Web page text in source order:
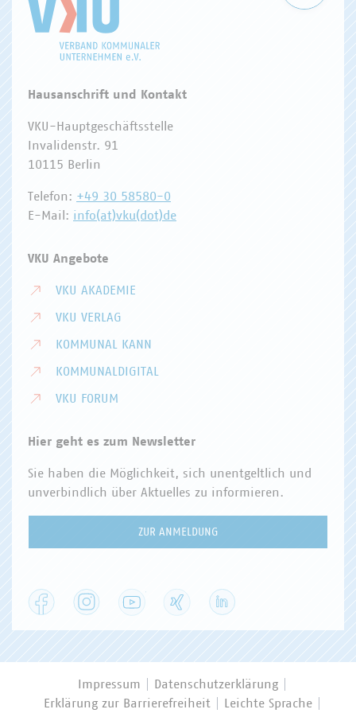
Hausanschrift und Kontakt
VKU-Hauptgeschäftsstelle
Invalidenstr. 91
10115 Berlin
Telefon: +49 30 58580-0
E-Mail: info(at)vku(dot)de
VKU Angebote
VKU AKADEMIE
VKU VERLAG
KOMMUNAL KANN
KOMMUNALDIGITAL
VKU FORUM
Hier geht es zum Newsletter
Sie haben die Möglichkeit, sich unentgeltlich und
unverbindlich über Aktuelles zu informieren.
ZUR ANMELDUNG
Facebook Instagram YouTube
Impressum
Datenschutzerklärung
Erklärung zur Barrierefreiheit
Leichte Sprache